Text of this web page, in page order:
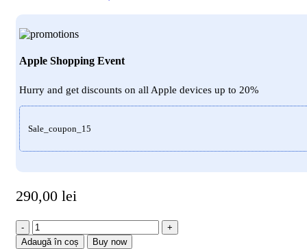
Apple Shopping Event
Hurry and get discounts on all Apple devices up to 20%
Sale_coupon_15
290,00 lei
Cantitate
cuptor
Adaugă în coș Buy now